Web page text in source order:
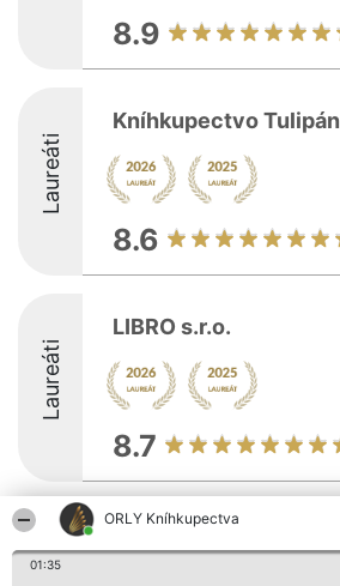
ORLY Kníhkupectva
01:35
8.9
Laureáti
Kníhkupectvo Tulipán
8.6
Laureáti
LIBRO s.r.o.
8.7
Organizátor hodnotenia
o. sp. k.
Hodnotenie